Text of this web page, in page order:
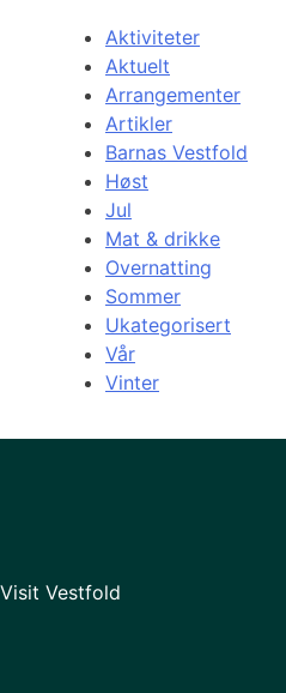
Aktiviteter
Aktuelt
Arrangementer
Artikler
Barnas Vestfold
Høst
Jul
Mat & drikke
Overnatting
Sommer
Ukategorisert
Vår
Vinter
Visit Vestfold